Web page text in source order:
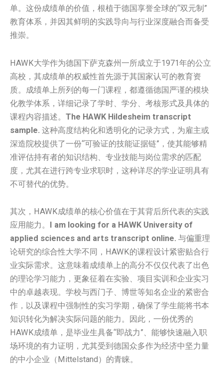
单。这份成绩单的价值，根植于德国享誉全球的“双元制”
教育体系，并因其鲜明的实践导向与行业深度融合而备受
推崇。
HAWK大学作为德国下萨克森州一所成立于1971年的公立
高校，其成绩单的权威性首先源于其国家认可的教育资
质。成绩单上所列的每一门课程，都遵循德国严谨的模块
化教学体系，详细记录了学时、学分、考核形式及具体的
课程内容描述。 The HAWK Hildesheim transcript
sample. 这种高度结构化和透明化的记录方式，为雇主或
深造院校提供了一份“可验证的技能证据链”，使其能够精
准评估持有者的知识结构、专业技能与岗位需求的匹配
度，尤其在进行跨专业求职时，这种详尽的学业证明具有
不可替代的优势。
其次，HAWK成绩单的核心价值在于其背后所代表的实践
应用能力。
I am looking for a HAWK University of
applied sciences and arts transcript online. 与偏重理
论研究的综合性大学不同，HAWK的课程设计紧密贴合行
业实际需求。这意味着成绩单上的高分不仅仅代表了出色
的理论学习能力，更象征着在实验、项目实训和企业实习
中的卓越表现。学校与西门子、博世等知名企业的紧密合
作，以及课程中强制性的实习学期，确保了学生能将书本
知识转化为解决实际问题的能力。因此，一份优秀的
HAWK成绩单，是毕业生具备“即战力”、能够快速融入职
场环境的有力证明，尤其受到德国众多作为经济中坚力量
的中小企业（Mittelstand）的青睐。